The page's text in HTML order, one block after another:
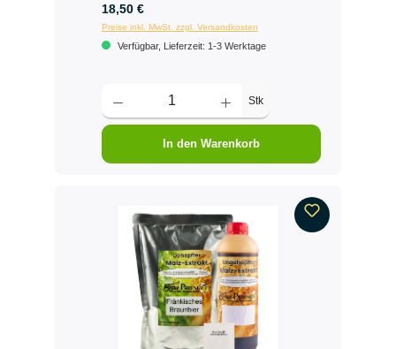
18,50 €
Preise inkl. MwSt. zzgl. Versandkosten
Verfügbar, Lieferzeit: 1-3 Werktage
Stk
In den Warenkorb